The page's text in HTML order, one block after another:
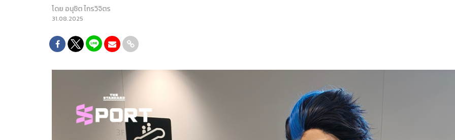
โดย อนุชิต ไกรวิจิตร
31.08.2025